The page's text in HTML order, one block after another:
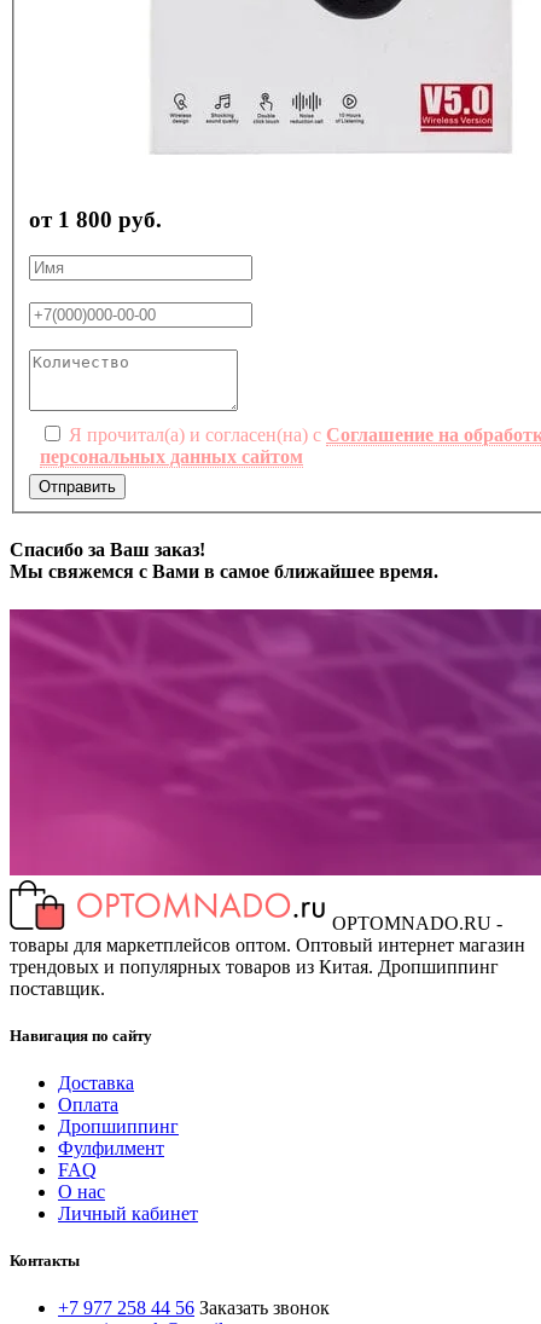
от 1 800 руб.
Я прочитал(а) и согласен(на) с Соглашение на
персональных данных сайтом
Отправить
Спасибо за Ваш заказ!
Мы свяжемся с Вами в самое ближайшее время.
OPTOMNADO.RU -
товары для маркетплейсов оптом. Оптовый интернет магазин
трендовых и популярных товаров из Китая. Дропшиппинг
поставщик.
Навигация по сайту
Доставка
Оплата
Дропшиппинг
Фулфилмент
FAQ
О нас
Личный кабинет
Контакты
+7 977 258 44 56 Заказать звонок